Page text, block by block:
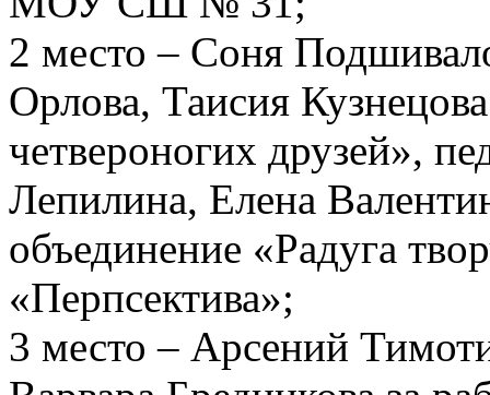
2 место – Соня
Орлова, Таисия
четвероногих друзей»,
Лепилина, Елена
объединение «Радуга
«Перпсектива»;
3 место – Арсений